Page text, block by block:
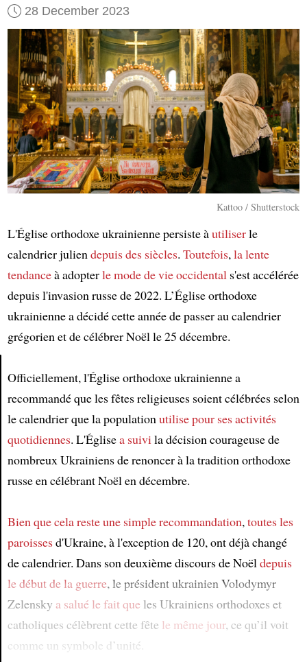
Article
28 December 2023
Kattoo / Shutterstock
L'Église orthodoxe ukrainienne persiste àutiliserle
calendrier julien depuis des siècles. Toutefois, la lente
tendanceà adopterle mode de vie occidental s'est accélérée
depuis l'invasion russe de 2022. L’Église orthodoxe
ukrainienne a décidé cette année de passer au calendrier
grégorien et de célébrer Noël le 25 décembre.
Officiellement, l'Église orthodoxe ukrainienne a
recommandé que les fêtes religieuses soient célébrées selon
le calendrier que la population utilisepour ses activités
quotidiennes. L'Églisea suivi la décision courageuse de
nombreux Ukrainiens de renoncer à la tradition orthodoxe
russe en célébrant Noël en décembre.
Bien quecela reste une simple recommandation, toutes les
paroissesd'Ukraine, à l'exception de 120, ont déjà changé
de calendrier. Dans son deuxième discours de Noël depuis
le début de la guerre, le président ukrainien Volodymyr
Zelensky a salué le fait queles Ukrainiens orthodoxes et
catholiques célèbrent cette fête le même jour, ce qu’il voit
comme un symbole d’unité.